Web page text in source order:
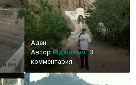
Аден
АвторЮджаныч·3
комментария